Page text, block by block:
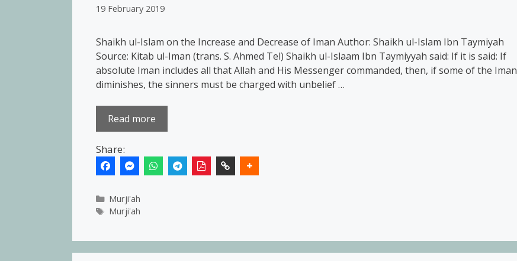
19 February 2019
Shaikh ul-Islam on the Increase and Decrease of Iman Author: Shaikh ul-Islam Ibn Taymiyah
Source: Kitab ul-Iman (trans. S. Ahmed Tel) Shaikh ul-Islaam Ibn Taymiyyah said: If it is said: If
absolute Iman includes all that Allah and His Messenger commanded, then, if some of the Iman
diminishes, the sinners must be charged with unbelief …
Read more
Share:
Categories
Murji'ah
Tags
Murji'ah